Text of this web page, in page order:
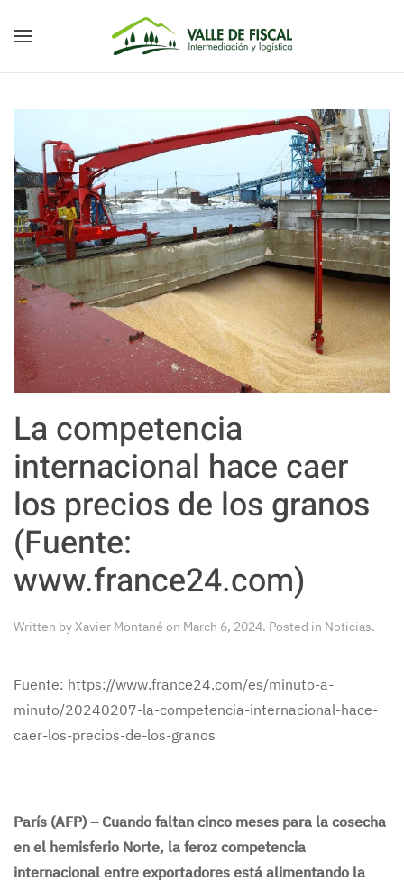
Skip to main content
La competencia
internacional hace caer
los precios de los granos
(Fuente:
www.france24.com)
Written byXavier Montané on March 6, 2024. Posted in Noticias.
Fuente: https://www.france24.com/es/minuto-a-
minuto/20240207-la-competencia-internacional-hace-
caer-los-precios-de-los-granos
París (AFP) – Cuando faltan cinco meses para la cosecha
en el hemisferio Norte, la feroz competencia
internacional entre exportadores está alimentando la